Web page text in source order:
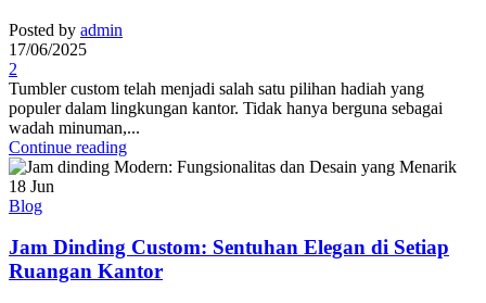
Posted by admin
17/06/2025
2
Tumbler custom telah menjadi salah satu pilihan hadiah yang
populer dalam lingkungan kantor. Tidak hanya berguna sebagai
wadah minuman,...
Continue reading
18 Jun
Blog
Jam Dinding Custom: Sentuhan Elegan di Setiap
Ruangan Kantor